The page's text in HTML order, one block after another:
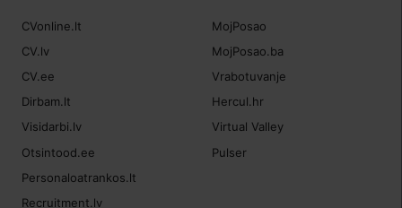
CVonline.lt
CV.lv
CV.ee
Dirbam.lt
Visidarbi.lv
Otsintood.ee
Personaloatrankos.lt
Recruitment.lv
MojPosao
MojPosao.ba
Vrabotuvanje
Hercul.hr
Virtual Valley
Pulser